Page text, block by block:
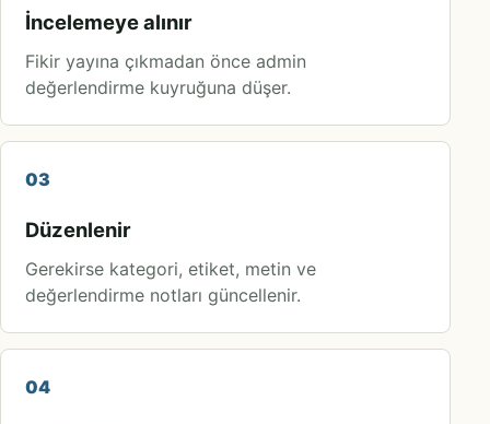
İncelemeye alınır
Fikir yayına çıkmadan önce admin
değerlendirme kuyruğuna düşer.
03
Düzenlenir
Gerekirse kategori, etiket, metin ve
değerlendirme notları güncellenir.
04